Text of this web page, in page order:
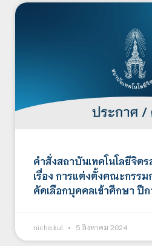
คำสั่งสถาบันเทคโนโลยีจิต
เรื่อง การแต่งตั้งคณะกรร
คัดเลือกบุคคลเข้าศึกษา ปี
nicha.kul 5 สิงหาคม 2024